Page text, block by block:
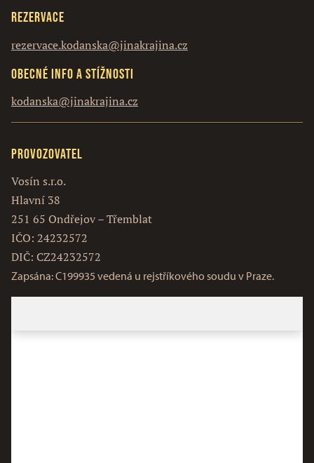
Rezervace
rezervace.kodanska@jinakrajina.cz
Obecné info a stížnosti
kodanska@jinakrajina.cz
Provozovatel
Vosín s.r.o.
Hlavní 38
251 65 Ondřejov – Třemblat
IČO: 24232572
DIČ: CZ24232572
Zapsána: C199935 vedená u rejstříkového soudu v Praze.